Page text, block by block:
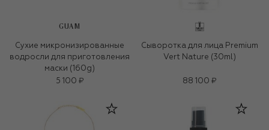
GUAM
Сухие микронизированные
водросли для приготовления
маски (160g)
5 100 ₽
Сыворотка для лица Premium
Vert Nature (30ml)
88 100 ₽